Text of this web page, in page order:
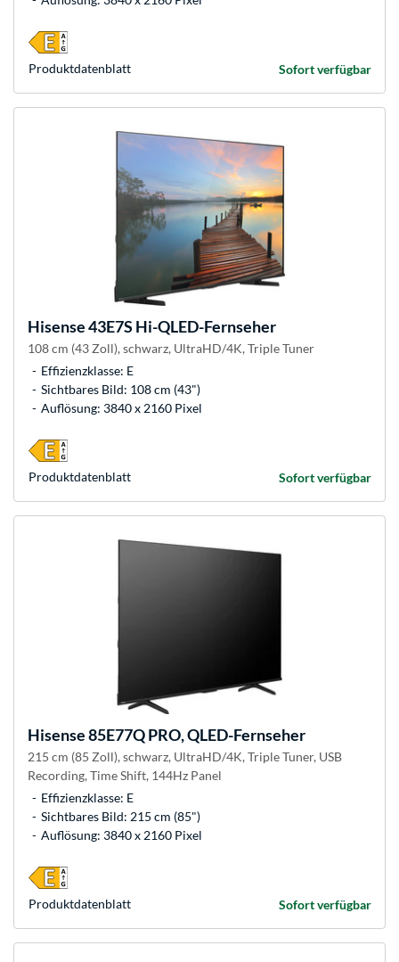
Sofort verfügbar
Produkt­datenblatt
Hisense43E7S Hi-QLED-Fernseher
108 cm (43 Zoll), schwarz, UltraHD/4K, Triple Tuner
Effizienzklasse: E
Sichtbares Bild: 108 cm (43")
Auflösung: 3840 x 2160 Pixel
Sofort verfügbar
Produkt­datenblatt
Hisense85E77Q PRO, QLED-Fernseher
215 cm (85 Zoll), schwarz, UltraHD/4K, Triple Tuner, USB
Recording, Time Shift, 144Hz Panel
Effizienzklasse: E
Sichtbares Bild: 215 cm (85")
Auflösung: 3840 x 2160 Pixel
Sofort verfügbar
Produkt­datenblatt